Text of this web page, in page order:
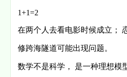
1+1=2
在两个人去看电影时候成立；
修跨海隧道可能出现问题。
数学不是科学， 是一种理想模